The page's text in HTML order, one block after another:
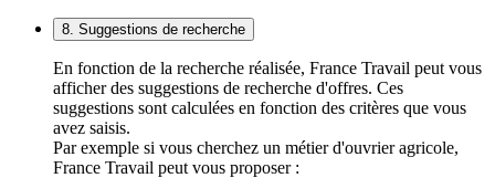
8. Suggestions de recherche
En fonction de la recherche réalisée, France Travail peut vous
afficher des suggestions de recherche d'offres. Ces
suggestions sont calculées en fonction des critères que vous
avez saisis.
Par exemple si vous cherchez un métier d'ouvrier agricole,
France Travail peut vous proposer :